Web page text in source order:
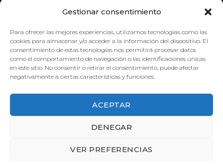
Gestionar consentimiento
Para ofrecer las mejores experiencias, utilizamos tecnologías como las
cookies para almacenar y/o acceder a la información del dispositivo. El
consentimiento de estas tecnologías nos permitirá procesar datos
como el comportamiento de navegación o las identificaciones únicas
en este sitio. No consentir o retirar el consentimiento, puede afectar
negativamente a ciertas características y funciones.
ACEPTAR
DENEGAR
VER PREFERENCIAS
SOIL LIFE